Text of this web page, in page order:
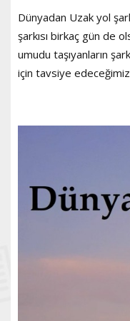
Dünyadan Uzak yol
şarkısı birkaç gün de
umudu taşıyanların
için tavsiye edeceğimiz